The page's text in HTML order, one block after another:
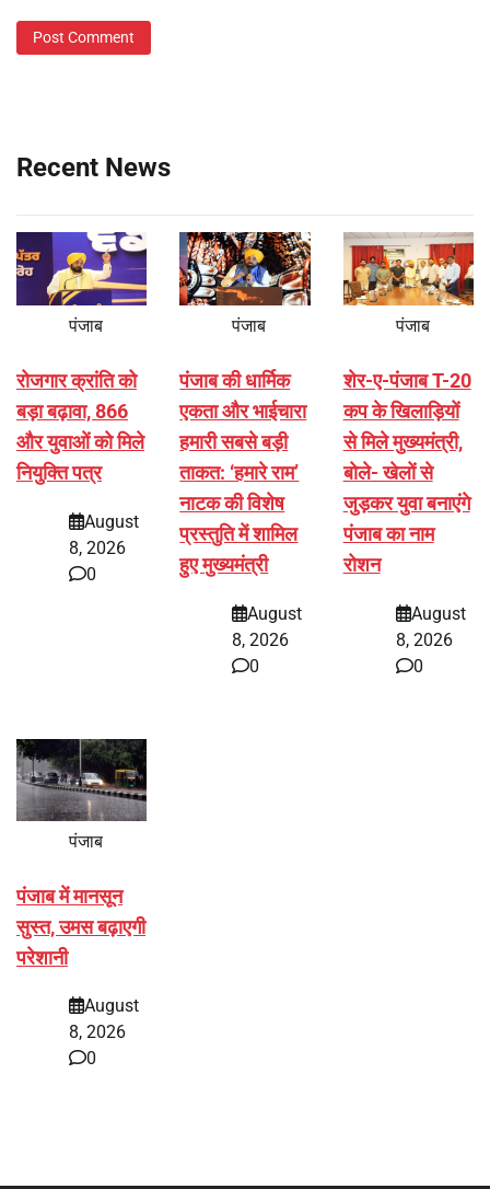
Recent News
पंजाब
रोजगार क्रांति को
बड़ा बढ़ावा, 866
और युवाओं को मिले
नियुक्ति पत्र
August
8, 2026
0
पंजाब
पंजाब की धार्मिक
एकता और भाईचारा
हमारी सबसे बड़ी
ताकत: ‘हमारे राम’
नाटक की विशेष
प्रस्तुति में शामिल
हुए मुख्यमंत्री
August
8, 2026
0
पंजाब
शेर-ए-पंजाब T-20
कप के खिलाड़ियों
से मिले मुख्यमंत्री,
बोले- खेलों से
जुड़कर युवा बनाएंगे
पंजाब का नाम
रोशन
August
8, 2026
0
पंजाब
पंजाब में मानसून
सुस्त, उमस बढ़ाएगी
परेशानी
August
8, 2026
0